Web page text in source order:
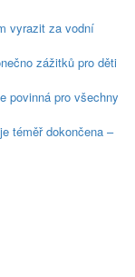
vyrazit za vodní
zážitků pro děti
povinná pro všechny
téměř dokončena –